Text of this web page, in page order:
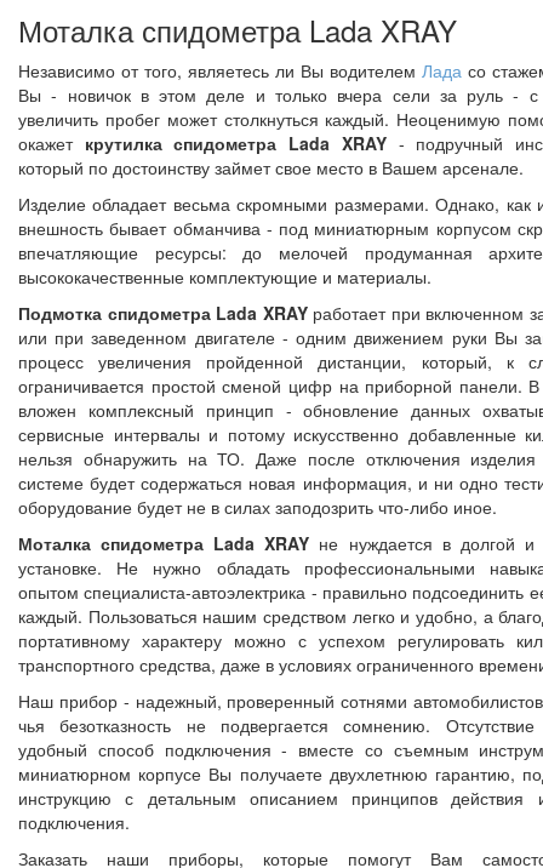
Моталка спидометра Lada XRAY
Независимо от того, являетесь ли Вы водителем Лада со
Вы - новичок в этом деле и только вчера сели за руль - с
увеличить пробег может столкнуться каждый. Неоценимую
окажет крутилка спидометра Lada XRAY- подручный
который по достоинству займет свое место в Вашем арсенале.
Изделие обладает весьма скромными размерами. Однако, как
внешность бывает обманчива - под миниатюрным корпусом
впечатляющие ресурсы: до мелочей продуманная
высококачественные комплектующие и материалы.
Подмотка спидометра Lada XRAYработает при включенном
или при заведенном двигателе - одним движением руки Вы
процесс увеличения пройденной дистанции, который, к
ограничивается простой сменой цифр на приборной панели.
вложен комплексный принцип - обновление данных
сервисные интервалы и потому искусственно добавленные
нельзя обнаружить на ТО. Даже после отключения
системе будет содержаться новая информация, и ни одно
оборудование будет не в силах заподозрить что-либо иное.
Моталка спидометра Lada XRAY не нуждается в долгой и
установке. Не нужно обладать профессиональными
опытом специалиста-автоэлектрика - правильно подсоединить
каждый. Пользоваться нашим средством легко и удобно, а
портативному характеру можно с успехом регулировать
транспортного средства, даже в условиях ограниченного
Наш прибор - надежный, проверенный сотнями
чья безотказность не подвергается сомнению.
удобный способ подключения - вместе со съемным
миниатюрном корпусе Вы получаете двухлетнюю гарантию,
инструкцию с детальным описанием принципов действия
подключения.
Заказать наши приборы, которые помогут Вам